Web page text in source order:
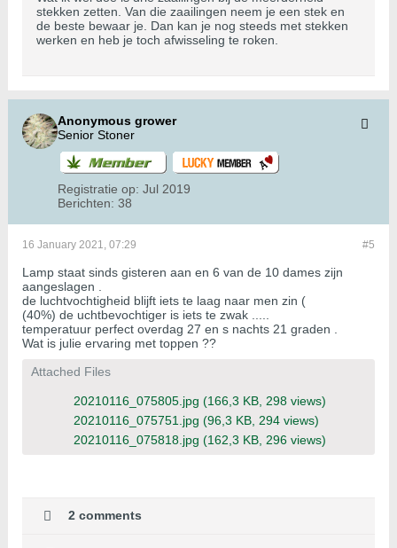
stekken zetten. Van die zaailingen neem je een stek en
de beste bewaar je. Dan kan je nog steeds met stekken
werken en heb je toch afwisseling te roken.
Anonymous grower
Senior Stoner
Registratie op: Jul 2019
Berichten: 38
#5
16 January 2021, 07:29
Lamp staat sinds gisteren aan en 6 van de 10 dames zijn
aangeslagen .
de luchtvochtigheid blijft iets te laag naar men zin (
(40%) de uchtbevochtiger is iets te zwak .....
temperatuur perfect overdag 27 en s nachts 21 graden .
Wat is julie ervaring met toppen ??
Attached Files
20210116_075805.jpg (166,3 KB, 298 views)
20210116_075751.jpg (96,3 KB, 294 views)
20210116_075818.jpg (162,3 KB, 296 views)
2 comments